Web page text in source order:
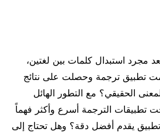
مجرد استبدال كلمات بين لغتين،
تطبيق ترجمة وحصلت على نتائج
الحقيقي؟ مع التطور الهائل
تطبيقات الترجمة أسرع وأكثر فهماً
يقدم أفضل دقة؟ وهل تحتاج إلى